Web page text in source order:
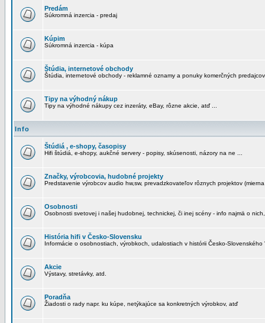
Predám
Súkromná inzercia - predaj
Kúpim
Súkromná inzercia - kúpa
Štúdia, internetové obchody
Štúdia, internetové obchody - reklamné oznamy a ponuky komerčných predajcov
Tipy na výhodný nákup
Tipy na výhodné nákupy cez inzeráty, eBay, rôzne akcie, atď ...
Info
Štúdiá , e-shopy, časopisy
Hifi štúdiá, e-shopy, aukčné servery - popisy, skúsenosti, názory na ne ...
Značky, výrobcovia, hudobné projekty
Predstavenie výrobcov audio hw,sw, prevadzkovateľov rôznych projektov
Osobnosti
Osobnosti svetovej i našej hudobnej, technickej, či inej scény - info najmä o
História hifi v Česko-Slovensku
Informácie o osobnostiach, výrobkoch, udalostiach v histórii Česko-Slovenského
Akcie
Výstavy, stretávky, atd.
Poradňa
Žiadosti o rady napr. ku kúpe, netýkajúce sa konkretných výrobkov, atď